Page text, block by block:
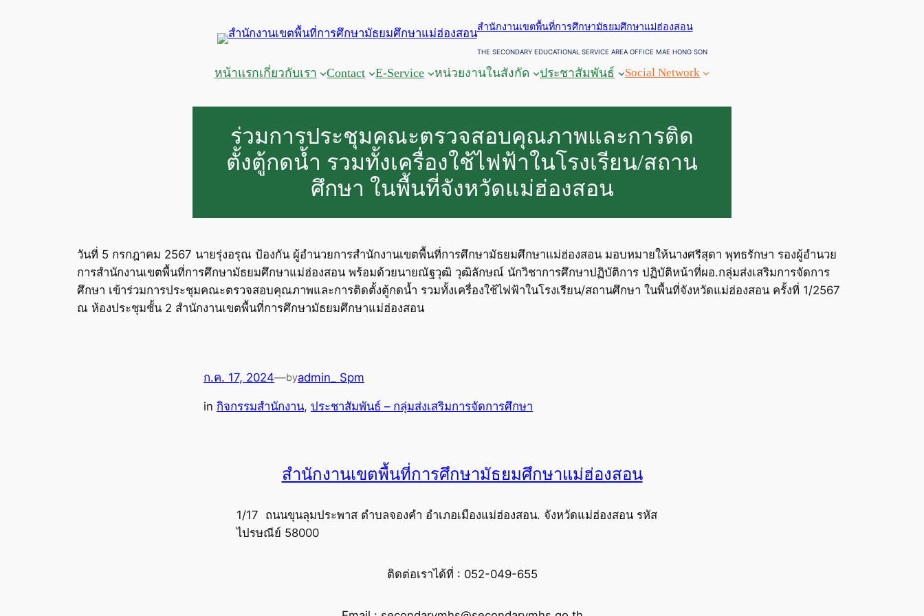
สำนักงานเขตพื้นที่การศึกษามัธยมศึกษาแม่ฮ่องสอน
THE SECONDARY EDUCATIONAL SERVICE AREA OFFICE MAE HONG SON
หน้าแรกเกี่ยวกับเรา Contact E-Service หน่วยงานในสังกัด ประชาสัมพันธ์ Social Network
ร่วมการประชุมคณะตรวจสอบคุณภาพและการติด
ตั้งตู้กดน้ำ รวมทั้งเครื่องใช้ไฟฟ้าในโรงเรียน/สถาน
ศึกษา ในพื้นที่จังหวัดแม่ฮ่องสอน
วันที่ 5 กรกฎาคม 2567 นายรุ่งอรุณ ป้องกัน ผู้อำนวยการสำนักงานเขตพื้นที่การศึกษามัธยมศึกษาแม่ฮ่องสอน มอบหมายให้นางศรีสุดา พุทธรักษา รองผู้อำนวย
การสำนักงานเขตพื้นที่การศึกษามัธยมศึกษาแม่ฮ่องสอน พร้อมด้วยนายณัฐวุฒิ วุฒิลักษณ์ นักวิชาการศึกษาปฏิบัติการ ปฏิบัติหน้าที่ผอ.กลุ่มส่งเสริมการจัดการ
ศึกษา เข้าร่วมการประชุมคณะตรวจสอบคุณภาพและการติดตั้งตู้กดน้ำ รวมทั้งเครื่องใช้ไฟฟ้าในโรงเรียน/สถานศึกษา ในพื้นที่จังหวัดแม่ฮ่องสอน ครั้งที่ 1/2567
ณ ห้องประชุมชั้น 2 สำนักงานเขตพื้นที่การศึกษามัธยมศึกษาแม่ฮ่องสอน
ก.ค. 17, 2024—byadmin_ Spm
in กิจกรรมสำนักงาน, ประชาสัมพันธ์ – กลุ่มส่งเสริมการจัดการศึกษา
สำนักงานเขตพื้นที่การศึกษามัธยมศึกษาแม่ฮ่องสอน
1/17 ถนนขุนลุมประพาส ตำบลจองคำ อำเภอเมืองแม่ฮ่องสอน. จังหวัดแม่ฮ่องสอน รหัส
ไปรษณีย์ 58000
ติดต่อเราได้ที่ : 052-049-655